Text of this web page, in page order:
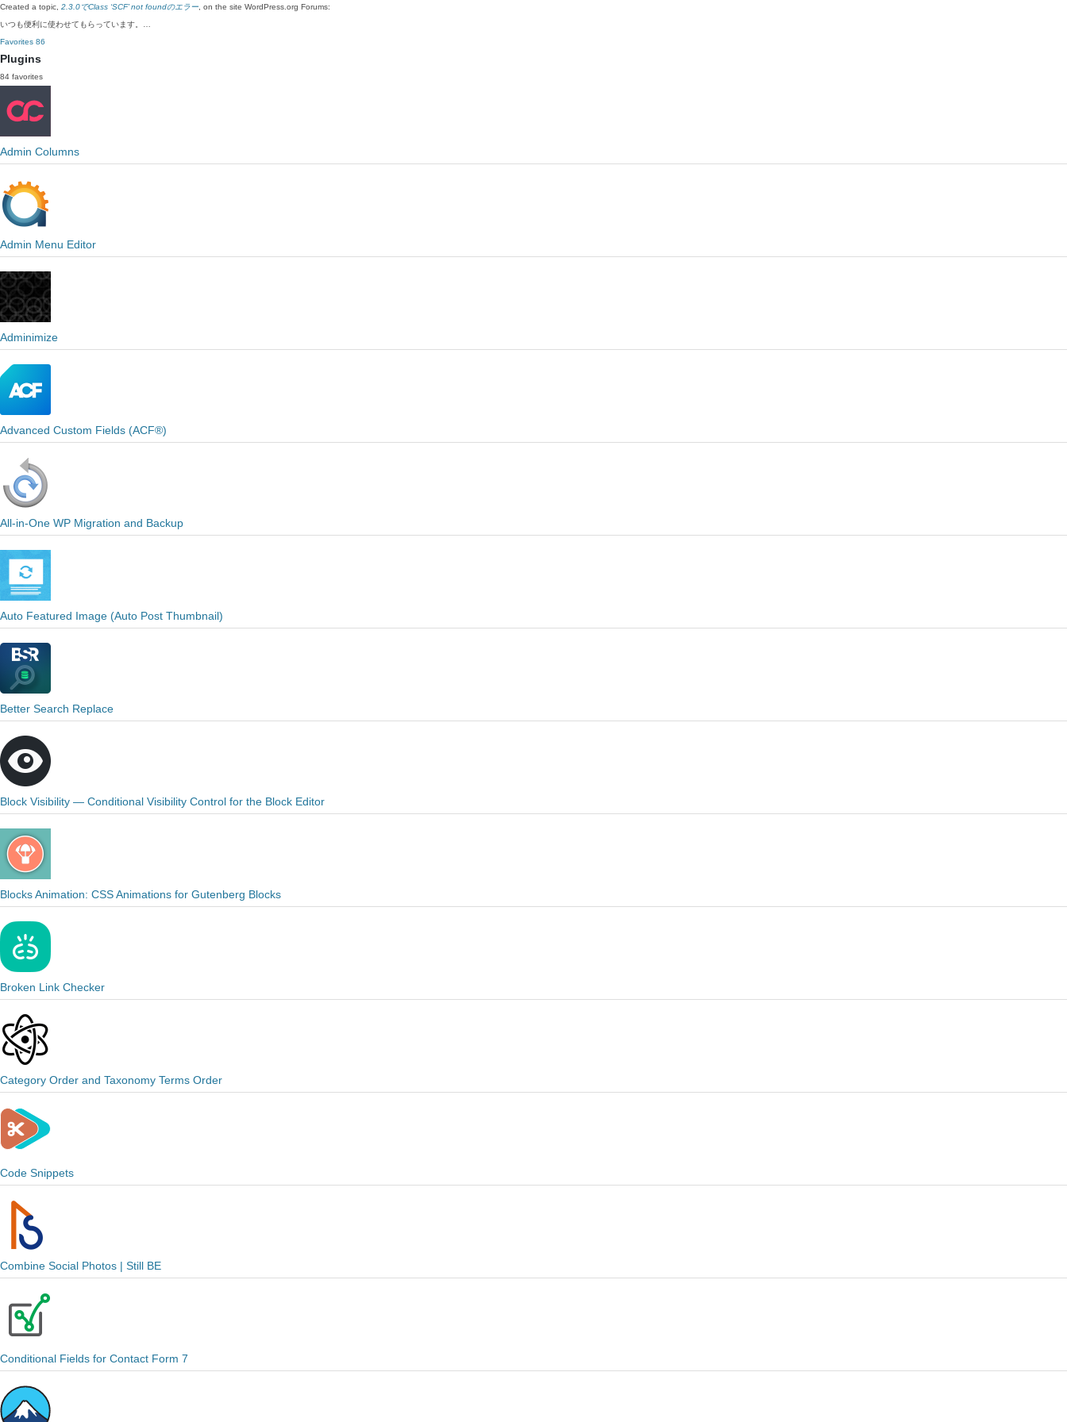
Created a topic, 2.3.0でClass ‘SCF’ not foundのエラー , on the site WordPress.org Forums:
いつも便利に使わせてもらっています。…
Favorites 86
Plugins
84 favorites
Admin Columns
Admin Menu Editor
Adminimize
Advanced Custom Fields (ACF®)
All-in-One WP Migration and Backup
Auto Featured Image (Auto Post Thumbnail)
Better Search Replace
Block Visibility — Conditional Visibility Control for the Block Editor
Blocks Animation: CSS Animations for Gutenberg Blocks
Broken Link Checker
Category Order and Taxonomy Terms Order
Code Snippets
Combine Social Photos | Still BE
Conditional Fields for Contact Form 7